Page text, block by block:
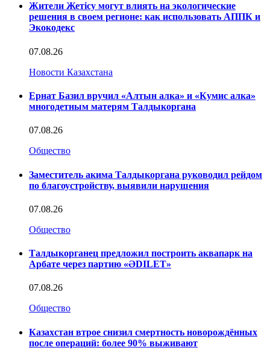
Жители Жетісу могут влиять на экологические
решения в своем регионе: как использовать АППК и
Экокодекс
07.08.26
Новости Казахстана
Ернат Базил вручил «Алтын алка» и «Кумис алка»
многодетным матерям Талдыкоргана
07.08.26
Общество
Заместитель акима Талдыкоргана руководил рейдом
по благоустройству, выявили нарушения
07.08.26
Общество
Талдыкорганец предложил построить аквапарк на
Арбате через партию «ӘDILET»
07.08.26
Общество
Казахстан втрое снизил смертность новорождённых
после операций: более 90% выживают